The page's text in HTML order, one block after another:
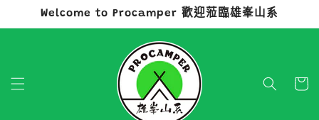
跳至內容
Welcome to Procamper 歡迎蒞臨雄峯山系
物